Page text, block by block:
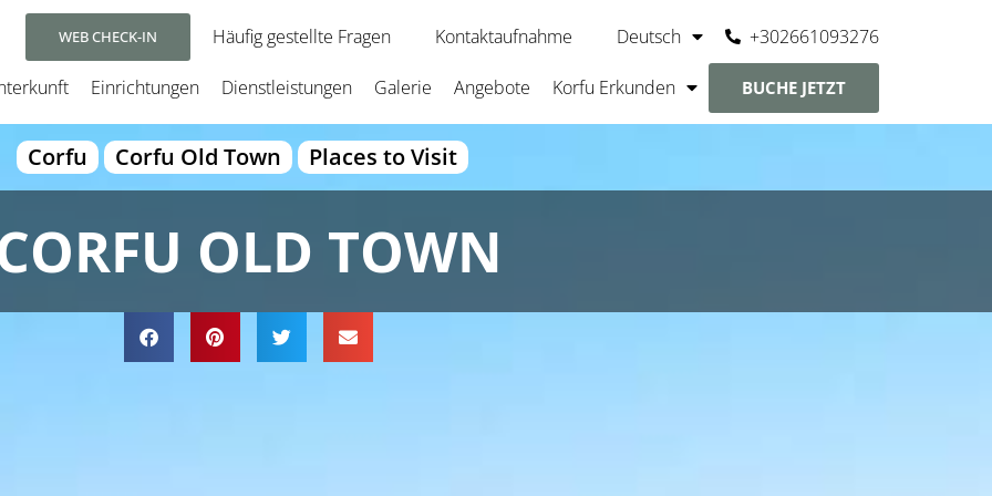
WEB CHECK-IN Häufig gestellte Fragen Kontaktaufnahme Deutsch +302661093276
Einrichtungen Dienstleistungen Galerie Angebote Korfu Erkunden BUCHE JETZT
Corfu Corfu Old Town Places to Visit
OLD TOWN